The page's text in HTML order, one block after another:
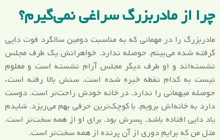
چرا از مادربزرگ سراغی نمی‌گیرم؟
مادربزرگ را در مهمانی که به مناسبت دومین سالگرد فوت دایی
گرفته شده می‌بینم. حوصله ندارد. خواهرانش یک طرف مجلس
نشسته‌اند و او طرف دیگر مجلس آرام نشسته است و معلوم
نیست به کدام نقطه خیره شده است. سنش بالا رفته است،
حوصله میهمانی را ندارد. در خانه خودش راحت‌تر است. دوست
دارد به خانه‌اش برویم. با کوچک‌ترین حرفی بهم می‌ریزد. شایدم
یاد دایی افتاده باشد. پسرش بود. برای او از همه سخت‌تر است.
مثل من که برایم دوری از آن پرنده از همه سخت‌تر است.